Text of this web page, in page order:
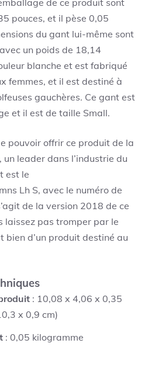
de ce produit sont
pouces, et il pèse 0,05
du gant lui-même sont
un poids de 18,14
blanche et est fabriqué
femmes, et il est destiné à
gauchères. Ce gant est
et il est de taille Small.
pouvoir offrir ce produit de la
leader dans l’industrie du
est le
Lh S, avec le numéro de
de la version 2018 de ce
laissez pas tromper par le
bien d’un produit destiné au
: 10,08 x 4,06 x 0,35
x 0,9 cm)
: 0,05 kilogramme